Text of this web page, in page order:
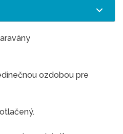
ozdobou pre